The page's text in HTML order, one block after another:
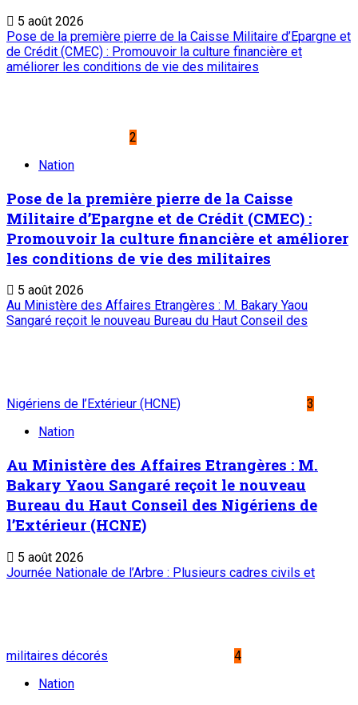
5 août 2026
Pose de la première pierre de la Caisse Militaire d’Epargne et
de Crédit (CMEC) : Promouvoir la culture financière et
améliorer les conditions de vie des militaires
2
Nation
Pose de la première pierre de la Caisse
Militaire d’Epargne et de Crédit (CMEC) :
Promouvoir la culture financière et améliorer
les conditions de vie des militaires
5 août 2026
Au Ministère des Affaires Etrangères : M. Bakary Yaou
Sangaré reçoit le nouveau Bureau du Haut Conseil des
Nigériens de l’Extérieur (HCNE)
3
Nation
Au Ministère des Affaires Etrangères : M.
Bakary Yaou Sangaré reçoit le nouveau
Bureau du Haut Conseil des Nigériens de
l’Extérieur (HCNE)
5 août 2026
Journée Nationale de l’Arbre : Plusieurs cadres civils et
militaires décorés
4
Nation